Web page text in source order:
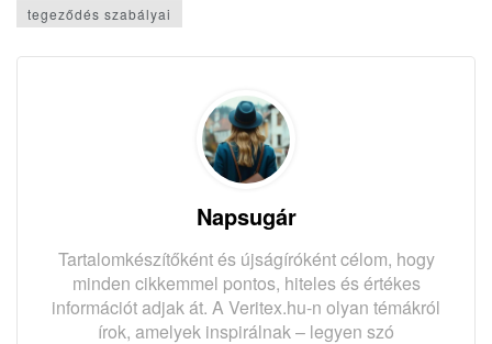
tegeződés szabályai
Napsugár
Tartalomkészítőként és újságíróként célom, hogy
minden cikkemmel pontos, hiteles és értékes
információt adjak át. A Veritex.hu-n olyan témákról
írok, amelyek inspirálnak – legyen szó